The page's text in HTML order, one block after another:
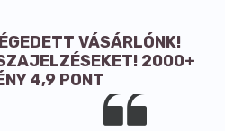
VÁSÁRLÓNK!
2000+
4,9 PONT